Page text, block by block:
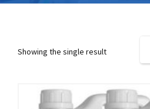
Showing the single result